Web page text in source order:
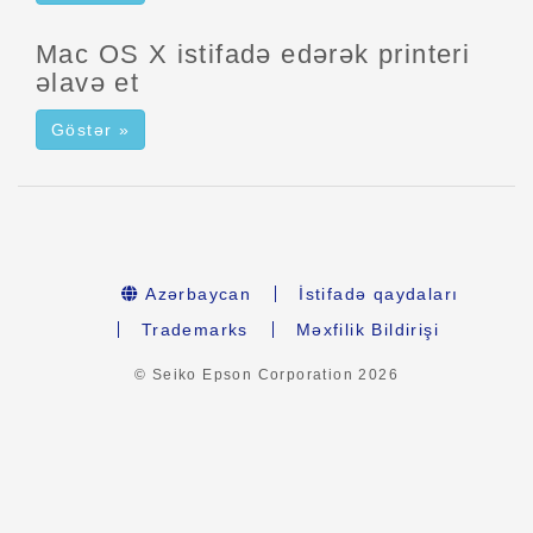
Mac OS X istifadə edərək printeri
əlavə et
Göstər »
Azərbaycan
İstifadə qaydaları
Trademarks
Məxfilik Bildirişi
© Seiko Epson Corporation2026